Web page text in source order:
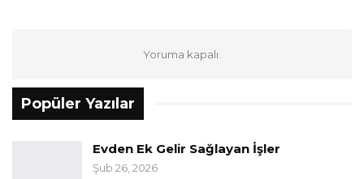
Yoruma kapalı.
Popüler Yazılar
Evden Ek Gelir Sağlayan İşler
Şub 26, 2026